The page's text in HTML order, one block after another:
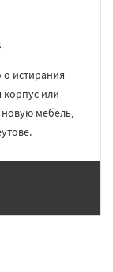
о истирания
или
мебель,